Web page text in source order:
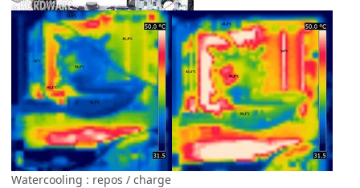
Watercooling : repos / charge